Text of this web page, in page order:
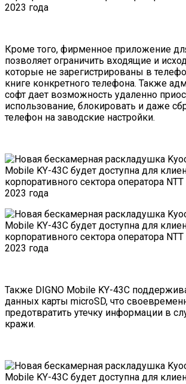
Кроме того, фирменное приложение
позволяет ограничить входящие и
которые не зарегистрированы в
книге конкретного телефона. Также
софт дает возможность удаленно
использование, блокировать и даже
телефон на заводские настройки.
Также DIGNO Mobile KY-43C
данных карты microSD, что
предотвратить утечку информации в
кражи.